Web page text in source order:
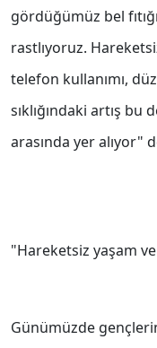
gördüğümüz bel
rastlıyoruz.
telefon kullanımı,
sıklığındaki artış
arasında yer alıyor"
"Hareketsiz yaşam
Günümüzde